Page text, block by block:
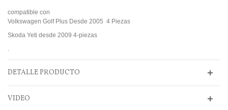
compatible con
Volkswagen Golf Plus Desde 2005 4 Piezas
Skoda Yeti desde 2009 4-piezas
.
DETALLE PRODUCTO
VIDEO